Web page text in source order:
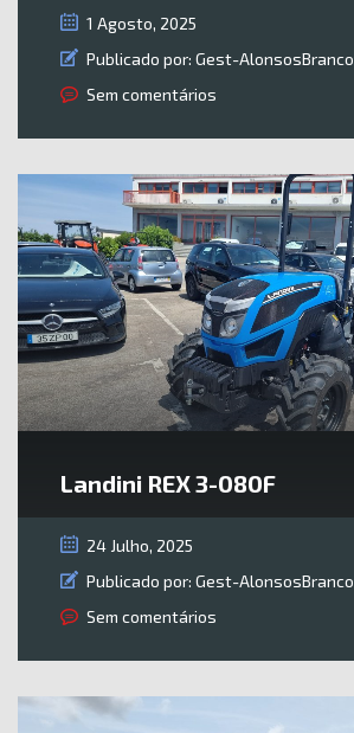
1 Agosto, 2025
Publicado por: Gest-AlonsosBranco
Sem comentários
Landini REX 3-080F
24 Julho, 2025
Publicado por: Gest-AlonsosBranco
Sem comentários